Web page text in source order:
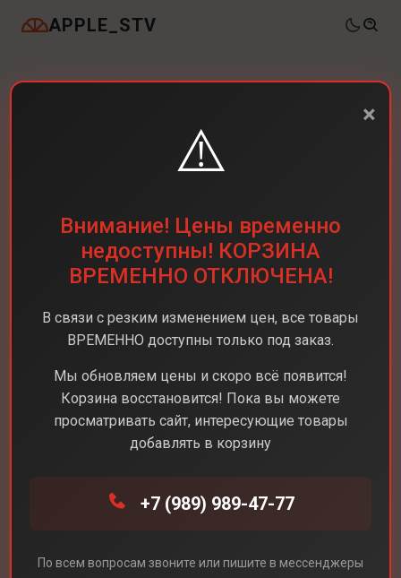
APPLE_STV
Смартфоны iPhone 15
×
⚠️
Внимание! Цены временно
недоступны! КОРЗИНА
ВРЕМЕННО ОТКЛЮЧЕНА!
В связи с резким изменением цен, все товары
ВРЕМЕННО доступны только под заказ.
Мы обновляем цены и скоро всё появится!
Корзина восстановится! Пока вы можете
просматривать сайт, интересующие товары
добавлять в корзину
+7 (989) 989-47-77
По всем вопросам звоните или пишите в мессенджеры